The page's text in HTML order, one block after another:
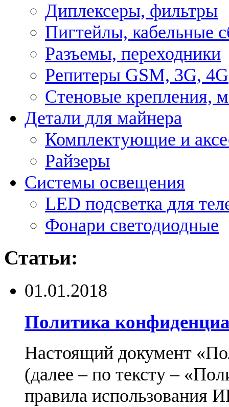
Диплексеры, фильтры
Пигтейлы, кабельные
Разъемы, переходники
Репитеры GSM, 3G, 4G
Стеновые крепления,
Детали для майнера
Комплектующие и
Райзеры
Системы освещения
LED подсветка для
Фонари светодиодные
Статьи:
01.01.2018
Политика
Настоящий документ
(далее – по тексту –
правила использования